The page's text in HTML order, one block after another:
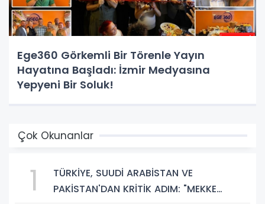
Ege360 Görkemli Bir Törenle Yayın
Hayatına Başladı: İzmir Medyasına
Yepyeni Bir Soluk!
Çok Okunanlar
1
TÜRKİYE, SUUDİ ARABİSTAN VE
PAKİSTAN'DAN KRİTİK ADIM: "MEKKE